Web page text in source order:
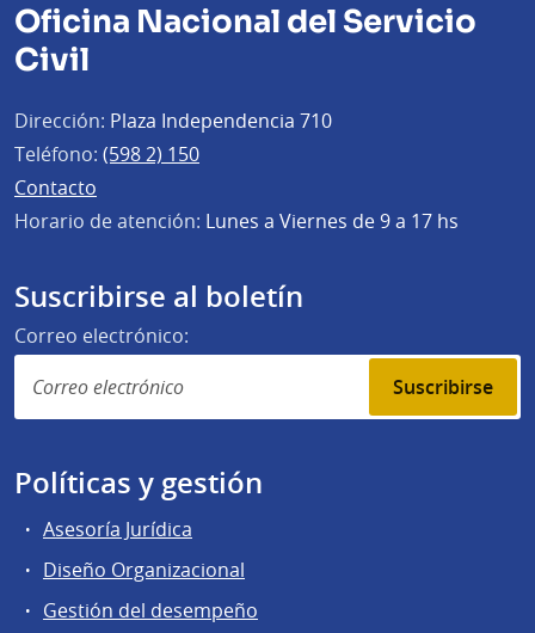
Oficina Nacional del Servicio
Civil
Dirección: Plaza Independencia 710
Teléfono: (598 2) 150
Contacto
Horario de atención: Lunes a Viernes de 9 a 17 hs
Suscribirse al boletín
Correo electrónico:
Suscribirse
Políticas y gestión
Asesoría Jurídica
Diseño Organizacional
Gestión del desempeño